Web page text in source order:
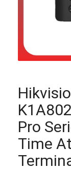
Pro
Time